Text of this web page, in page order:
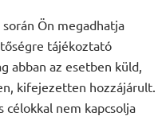
Ön megadhatja
tájékoztató
abban az esetben küld,
kifejezetten hozzájárult.
nem kapcsolja